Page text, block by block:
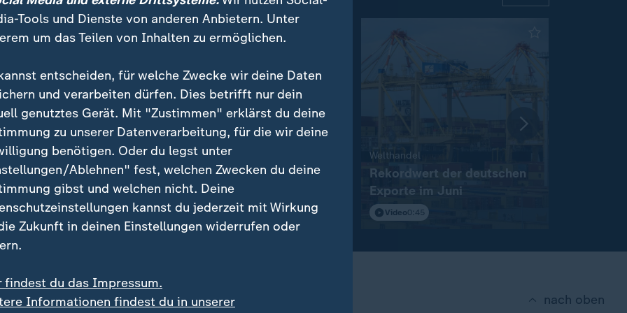
der Bonpflicht:
der digitalen
ab 2028
0:27
Ungefährlich für Menschen
Mehr Gottesanbeterinnen in
Deutschland
Video0:32
Welthandel
Rekordwert der deutschen
Exporte im Juni
Video0:45
nach oben
Tools und Dienste von anderen Anbietern. Unter
um das Teilen von Inhalten zu ermöglichen.
entscheiden, für welche Zwecke wir deine Daten
und verarbeiten dürfen. Dies betrifft nur dein
genutztes Gerät. Mit "Zustimmen" erklärst du deine
zu unserer Datenverarbeitung, für die wir deine
benötigen. Oder du legst unter
Ablehnen" fest, welchen Zwecken du deine
gibst und welchen nicht. Deine
kannst du jederzeit mit Wirkung
Zukunft in deinen Einstellungen widerrufen oder
findest du das Impressum.
Informationen findest du in unserer